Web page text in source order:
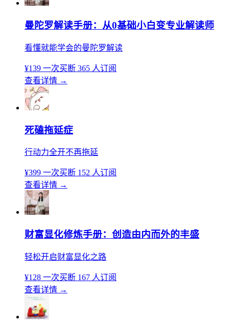
曼陀罗解读手册：从0基础小白变专业解读师
看懂就能学会的曼陀罗解读
¥139 一次买断 365 人订阅
查看详情 →
死磕拖延症
行动力全开不再拖延
¥399 一次买断 152 人订阅
查看详情 →
财富显化修炼手册：创造由内而外的丰盛
轻松开启财富显化之路
¥128 一次买断 167 人订阅
查看详情 →